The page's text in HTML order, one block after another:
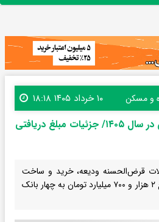
و مسکن ۱۰ خرداد ۱۴۰۵ ۱۸:۱۸
شرایط دریافت وام مسکن در سال ۱۴۰۵/ جزئیات مبلغ دریافتی
قرض‌الحسنه ودیعه، خرید و ساخت
مسکن سال ۱۴۰۵ را به مبلغ ۲ هزار و ۷۰۰ میلیارد تومان به چهار بانک